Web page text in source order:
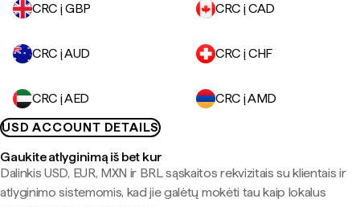
CRC į GBP CRC į CAD
CRC į AUD CRC į CHF
CRC į AED
CRC į AMD
USD ACCOUNT DETAILS
Gaukite atlyginimą iš bet kur
Dalinkis USD, EUR, MXN ir BRL sąskaitos rekvizitais su klientais ir
atlyginimo sistemomis, kad jie galėtų mokėti tau kaip lokalus